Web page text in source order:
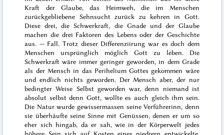
Kraft der Glaube, das Heimweh, die im Menschen
zurückgebliebene Sehnsucht zurück zu kehren in Gott.
Diese drei, die Schwerkraft, die Gnade und der Glaube
machen die drei Faktoren des Lebens oder der Geschichte
aus. — Fall. Trotz dieser Differenziirung war es doch dem
Menschen ursprünglich möglich Gott zu leben. Die
Schwerkraft wäre immer geringer geworden, in dem Grade
als der Mensch in das PeriheliumGottes gekommen wäre
und endlich nichts geworden. Der Mensch aber, der nur
bedingter Weise Selbst geworden war, denn niemand ist
absolut selbst denn Gott, wollte es auch gleich ihm sein.
Die Natur wurde gewissermassen seine Verführerinn, denn
sie überhäufte seine Sinne mit Genüssen, denen er um so
eher sich hingab, da er sah, wie in der Körperwelt jedes